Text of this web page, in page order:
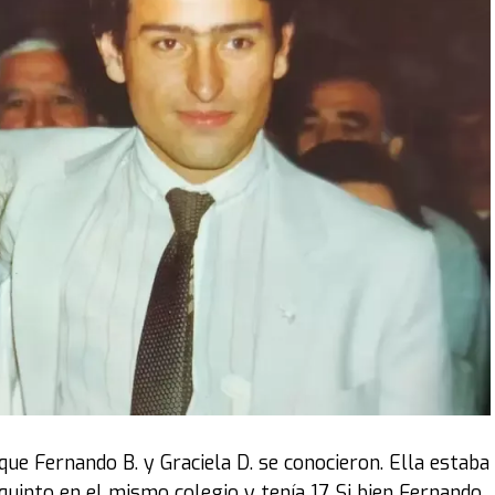
obviamente es un gran ícono del fútbol. Se puede
un short del Cebollitas, pasando por mítico año 86 y
explica Acacia. Junto a la Ferrari negra se
cuenta la curadora. "
Esta fue una primera
colección pasando la cordillera
. Se necesitaron
Fue un trabajo bien inusual para el museo:
a las plataformas para luego ubicarlos en el
evento al que pueden concurrir los fanáticos hasta el
como decía el título, fue '
Íconos sobre
Obviamente, para la Argentina,este de
Fernando B. y Graciela D. se conocieron. Ella estaba